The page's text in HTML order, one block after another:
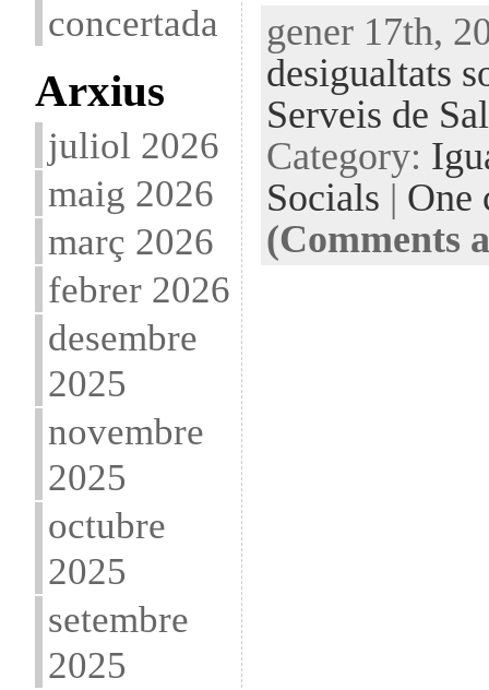
concertada
Arxius
juliol 2026
maig 2026
març 2026
febrer 2026
desembre
2025
novembre
2025
octubre
2025
setembre
2025
gener 17th,
desigualtats
Serveis de
Category:
Socials | One
(Comments